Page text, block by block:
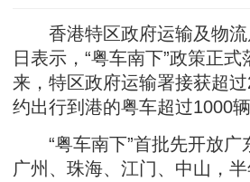
香港特区政府运输及物流
日表示，“粤车南下”政策正
来，特区政府运输署接获超
约出行到港的粤车超过1000辆
“粤车南下”首批先开放广
广州、珠海、江门、中山，